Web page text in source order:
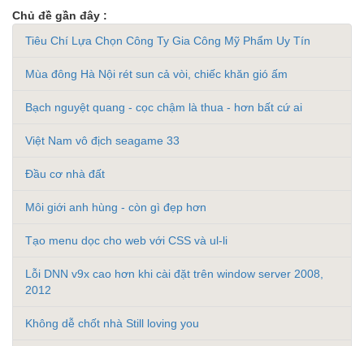
Chủ đề gần đây :
Tiêu Chí Lựa Chọn Công Ty Gia Công Mỹ Phẩm Uy Tín
Mùa đông Hà Nội rét sun cả vòi, chiếc khăn gió ấm
Bạch nguyệt quang - cọc chậm là thua - hơn bất cứ ai
Việt Nam vô địch seagame 33
Đầu cơ nhà đất
Môi giới anh hùng - còn gì đẹp hơn
Tạo menu dọc cho web với CSS và ul-li
Lỗi DNN v9x cao hơn khi cài đặt trên window server 2008,
2012
Không dễ chốt nhà Still loving you